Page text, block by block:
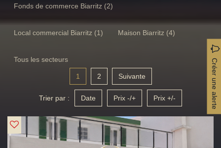
Fonds de commerce Biarritz (2)
Local commercial Biarritz (1) Maison Biarritz (4)
Tous les secteurs Créer une alerte
1 2 Suivante
Trier par : Date Prix -/+ Prix +/-